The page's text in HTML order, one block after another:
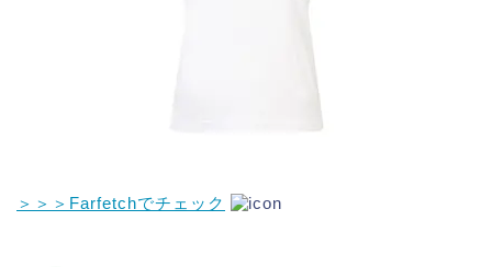
＞＞＞Farfetchでチェック